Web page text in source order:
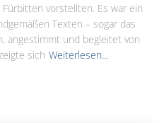
vorstellten. Es war ein
Texten – sogar das
angestimmt und begleitet von
sich Weiterlesen…